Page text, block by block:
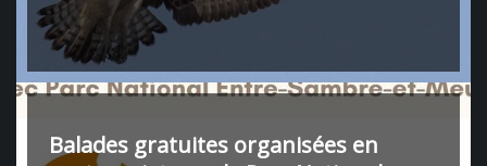
Balades gratuites organisées en